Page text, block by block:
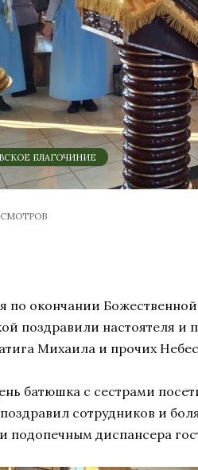
БЛАГОЧИНИЕ
по окончании
поздравили настоятеля и
Михаила и прочих
батюшка с сестрами
сотрудников и
подопечным диспансера